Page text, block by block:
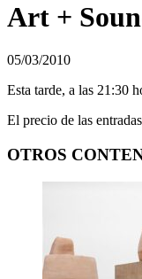
Art +
05/03/2010
Esta tarde, a las 21:30
El precio de las
OTROS